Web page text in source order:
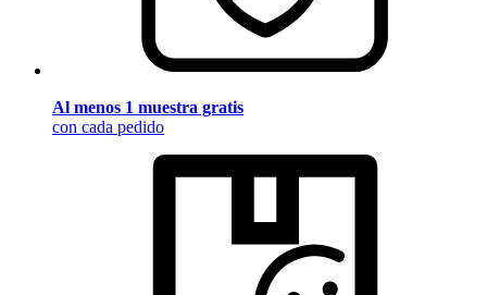
Al menos 1 muestra gratis
con cada pedido